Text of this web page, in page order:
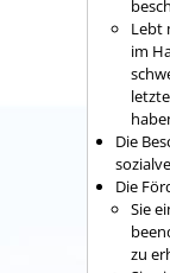
Lebt
im
Die
Die
Sie
zu